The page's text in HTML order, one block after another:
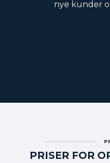
nye kunder
PRISER FOR